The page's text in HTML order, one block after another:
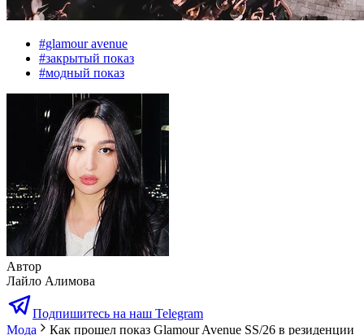
#glamour avenue
#закрытый показ
#модный показ
Автор
Лайло Алимова
Подпишитесь на наш Telegram
Мода
Как прошел показ Glamour Avenue SS/26 в резиденции